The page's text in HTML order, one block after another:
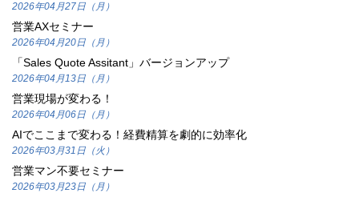
2026年04月27日（月）
営業AXセミナー
2026年04月20日（月）
「Sales Quote Assitant」バージョンアップ
2026年04月13日（月）
営業現場が変わる！
2026年04月06日（月）
AIでここまで変わる！経費精算を劇的に効率化
2026年03月31日（火）
営業マン不要セミナー
2026年03月23日（月）